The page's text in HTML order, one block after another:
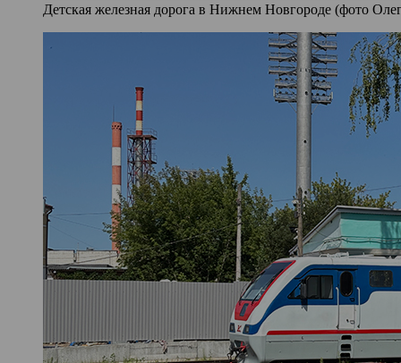
Детская железная дорога в Нижнем Новгороде (фото